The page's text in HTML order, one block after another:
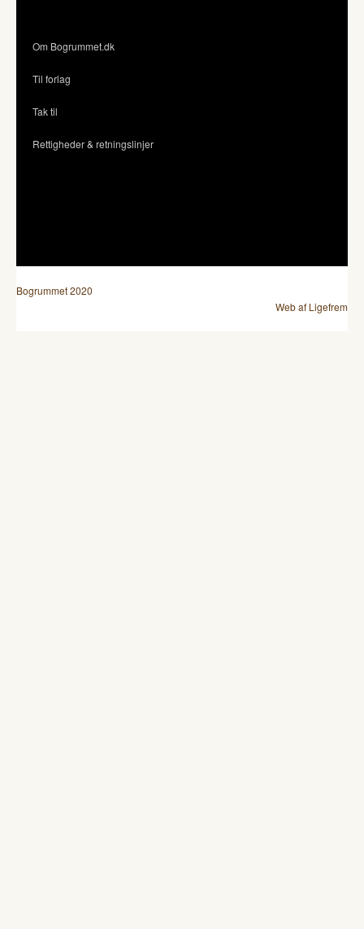
Om Bogrummet.dk
Til forlag
Tak til
Rettigheder & retningslinjer
Bogrummet 2020
Web af Ligefrem